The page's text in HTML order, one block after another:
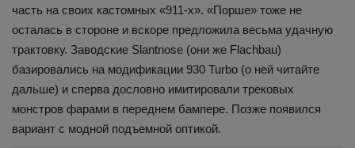
часть на своих кастомных «911-х». «Порше» тоже не
осталась в стороне и вскоре предложила весьма удачную
трактовку. Заводские Slantnose (они же Flachbau)
базировались на модификации 930 Turbo (о ней читайте
дальше) и сперва дословно имитировали трековых
монстров фарами в переднем бампере. Позже появился
вариант с модной подъемной оптикой.